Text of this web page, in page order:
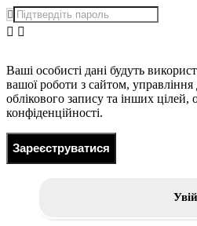
Ваші особисті дані будуть
вашої роботи з сайтом,
облікового запису та інших
конфіденційності.
Зареєструватися